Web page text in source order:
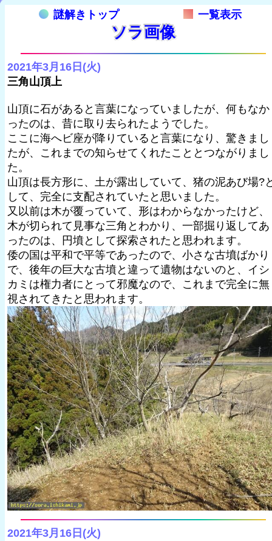
謎解きトップ 一覧表示
ソラ画像
2021年3月16日(火)
三角山頂上
山頂に石があると言葉になっていましたが、何もなか
ったのは、昔に取り去られたようでした。
ここに海へビ座が降りていると言葉になり、驚きまし
たが、これまでの知らせてくれたこととつながりまし
た。
山頂は長方形に、土が露出していて、猪の泥あび場?
して、完全に支配されていたと思いました。
又以前は木が覆っていて、形はわからなかったけど、
木が切られて見事な三角とわかり、一部掘り返してあ
ったのは、円墳として探索されたと思われます。
倭の国は平和で平等であったので、小さな古墳ばかり
で、後年の巨大な古墳と違って遺物はないのと、イシ
カミは権力者にとって邪魔なので、これまで完全に無
視されてきたと思われます。
2021年3月16日(火)